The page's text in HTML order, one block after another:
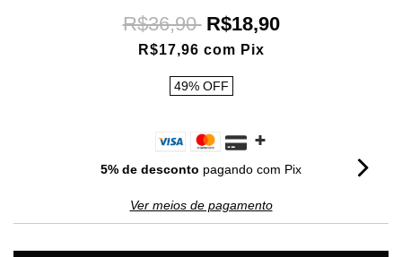
R$36,90 R$18,90
R$17,96 com Pix
49% OFF
5% de desconto pagando com Pix
Ver meios de pagamento